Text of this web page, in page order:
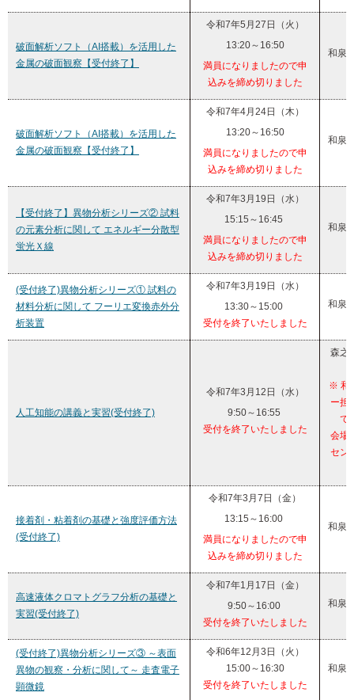
破面解析ソフト（AI搭載）を活用した
金属の破面観察【受付終了】
令和7年5月27日（火）
13:20～16:50
満員になりましたので申
込みを締め切りました
和泉
破面解析ソフト（AI搭載）を活用した
金属の破面観察【受付終了】
令和7年4月24日（木）
13:20～16:50
満員になりましたので申
込みを締め切りました
和泉
【受付終了】異物分析シリーズ② 試料
の元素分析に関して エネルギー分散型
蛍光Ｘ線
令和7年3月19日（水）
15:15～16:45
満員になりましたので申
込みを締め切りました
和泉
(受付終了)異物分析シリーズ① 試料の
材料分析に関して フーリエ変換赤外分
析装置
令和7年3月19日（水）
13:30～15:00
受付を終了いたしました
和泉
人工知能の講義と実習(受付終了)
令和7年3月12日（水）
9:50～16:55
受付を終了いたしました
森之
※ 和
ー担
で
会場
セン
接着剤・粘着剤の基礎と強度評価方法
(受付終了)
令和7年3月7日（金）
13:15～16:00
満員になりましたので申
込みを締め切りました
和泉
高速液体クロマトグラフ分析の基礎と
実習(受付終了)
令和7年1月17日（金）
9:50～16:00
受付を終了いたしました
和泉
(受付終了)異物分析シリーズ③ ～表面
異物の観察・分析に関して～ 走査電子
顕微鏡
令和6年12月3日（火）
15:00～16:30
受付を終了いたしました
和泉